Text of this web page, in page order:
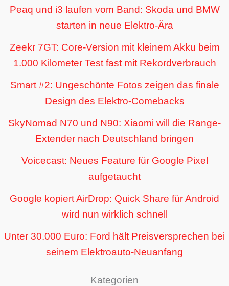
Peaq und i3 laufen vom Band: Skoda und BMW
starten in neue Elektro-Ära
Zeekr 7GT: Core-Version mit kleinem Akku beim
1.000 Kilometer Test fast mit Rekordverbrauch
Smart #2: Ungeschönte Fotos zeigen das finale
Design des Elektro-Comebacks
SkyNomad N70 und N90: Xiaomi will die Range-
Extender nach Deutschland bringen
Voicecast: Neues Feature für Google Pixel
aufgetaucht
Google kopiert AirDrop: Quick Share für Android
wird nun wirklich schnell
Unter 30.000 Euro: Ford hält Preisversprechen bei
seinem Elektroauto-Neuanfang
Kategorien